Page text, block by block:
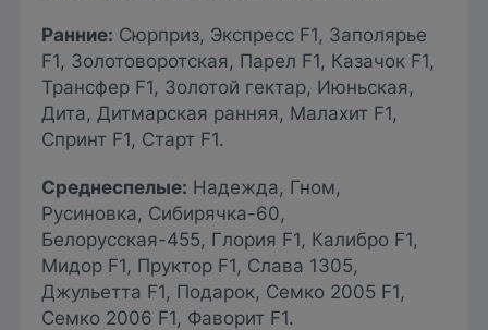
Ранние: Сюрприз, Экспресс F1, Заполярье
F1, Золотоворотская, Парел F1, Казачок F1,
Трансфер F1, Золотой гектар, Июньская,
Дита, Дитмарская ранняя, Малахит F1,
Спринт F1, Старт F1.
Среднеспелые: Надежда, Гном,
Русиновка, Сибирячка-60,
Белорусская-455, Глория F1, Калибро F1,
Мидор F1, Пруктор F1, Слава 1305,
Джульетта F1, Подарок, Семко 2005 F1,
Семко 2006 F1, Фаворит F1.